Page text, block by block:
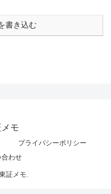
書き込む
モ
プライバシーポリシー
合わせ
証メモ.